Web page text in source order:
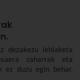
dezakezu lehiaketa
zaharrak eta
ez duzu egin behar.